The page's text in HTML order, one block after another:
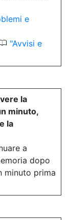
e
Avvisi e
la
minuto,
la
a
dopo
minuto prima